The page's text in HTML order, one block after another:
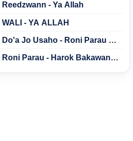
Reedzwann - Ya Allah
WALI - YA ALLAH
Do'a Jo Usaho - Roni Parau ft.
Roni Parau - Harok Bakawan